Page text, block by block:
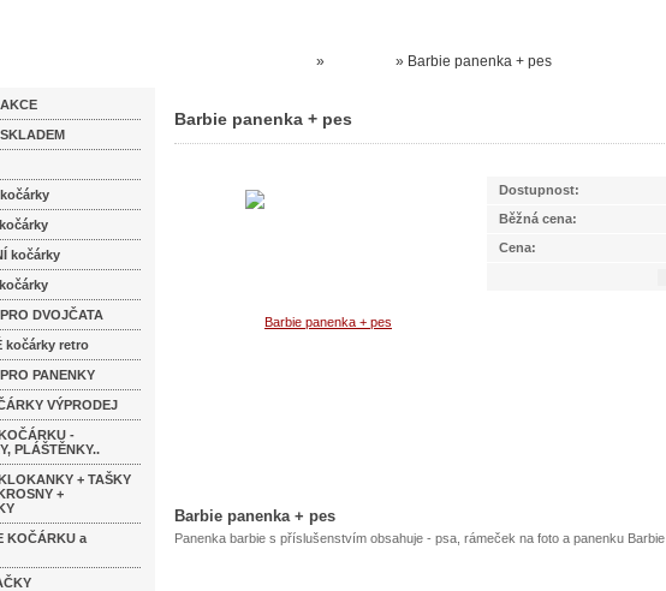
kočárky
DVOJČATA
kočárky retro
PANENKY
VÝPRODEJ
-
PLÁŠTĚNKY..
+ TAŠKY
+
KOČÁRKU a
» » Barbie panenka + pes
Barbie panenka + pes
Dostupnost:
Běžná cena:
Cena:
Barbie panenka + pes
Panenka barbie s příslušenstvím obsahuje - psa, rámeček na foto a panenku Barbie